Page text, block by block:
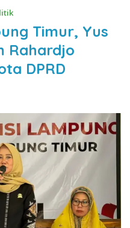
Timur, Yus
Rahardjo
DPRD